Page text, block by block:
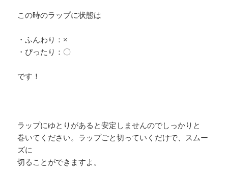
この時のラップに状態は
・ふんわり：×
・ぴったり：〇
です！
ラップにゆとりがあると安定しませんのでしっかりと
巻いてください。ラップごと切っていくだけで、スムー
ズに
切ることができますよ。